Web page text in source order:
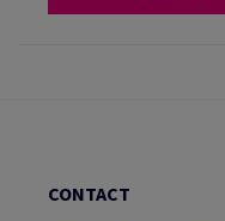
CONTACT